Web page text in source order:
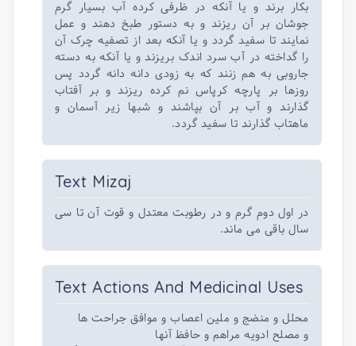
بکار برند و یا آنکه در ظرفی کرده آب بسیار گرم
جوشان بر آن ریزند و به دستور طبخ دهند و عمل
نمایند تا سفید گردد و یا آنکه بعد از تصفیه چرک آن
را گداخته در آب سرد اندک بریزند و یا آنکه به دسته
جاروبی به هم زنند که به زودی دانه دانه گردد پس
روزها بر پارچه کرپاس نم کرده ریزند و بر آفتاب
گذارند و آب بر آن بپاشند و شبها زیر آسمان و
ماهتاب گذارند تا سفید گردد.
Text Mizaj
در اول دوم گرم و در رطوبت معتدل و قوت آن تا سی
سال باقی می ماند.
Text Actions And Medicinal Uses
محلل و منضج و ملین اعصاب و موافق جراحت ها
و مصلح ادویه مراهم و حافظ آنها